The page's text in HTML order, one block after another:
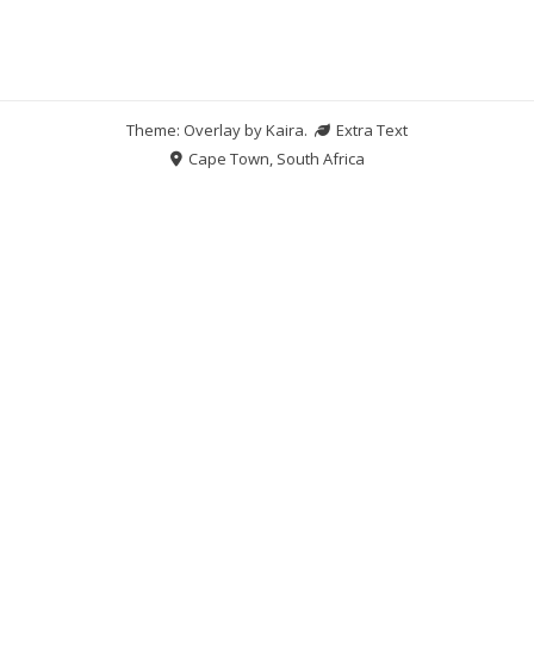
Theme: Overlay byKaira.
Extra Text
Cape Town, South Africa